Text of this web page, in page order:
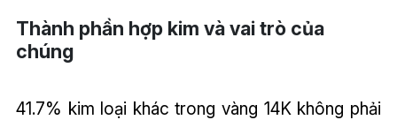
Thành phần hợp kim và vai trò của
chúng
41.7% kim loại khác trong vàng 14K không phải